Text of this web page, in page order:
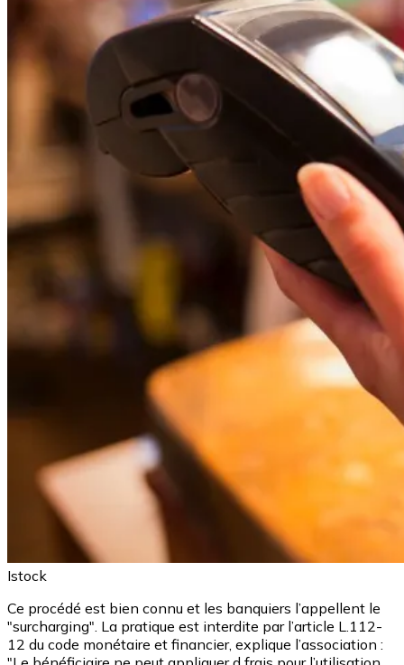
Istock
Ce procédé est bien connu et les banquiers l’appellent le
"surcharging". La pratique est interdite par l’article L.112-
12 du code monétaire et financier, explique l’association :